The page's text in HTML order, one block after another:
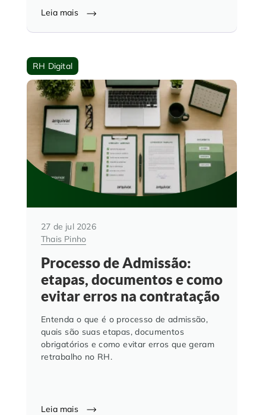
Leia mais
RH Digital
27 de jul 2026
Thais Pinho
Processo de Admissão:
etapas, documentos e como
evitar erros na contratação
Entenda o que é o processo de admissão,
quais são suas etapas, documentos
obrigatórios e como evitar erros que geram
retrabalho no RH.
Leia mais